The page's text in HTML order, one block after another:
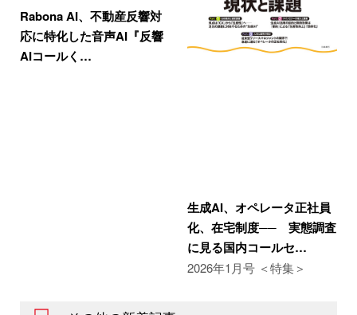
Rabona AI、不動産反響対
応に特化した音声AI『反響
AIコールく…
生成AI、オペレータ正社員
化、在宅制度── 実態調査
に見る国内コールセ…
2026年1月号 ＜特集＞